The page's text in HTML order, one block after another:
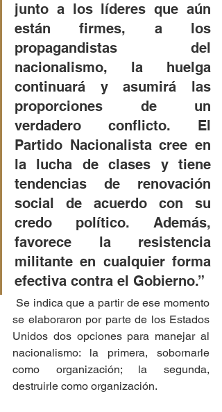
junto a los líderes que aún
están firmes, a los
propagandistas del
nacionalismo, la huelga
continuará y asumirá las
proporciones de un
verdadero conflicto. El
Partido Nacionalista cree en
la lucha de clases y tiene
tendencias de renovación
social de acuerdo con su
credo político. Además,
favorece la resistencia
militante en cualquier forma
efectiva contra el Gobierno.”
Se indica que a partir de ese momento
se elaboraron por parte de los Estados
Unidos dos opciones para manejar al
nacionalismo: la primera, sobornarle
como organización; la segunda,
destruirle como organización.